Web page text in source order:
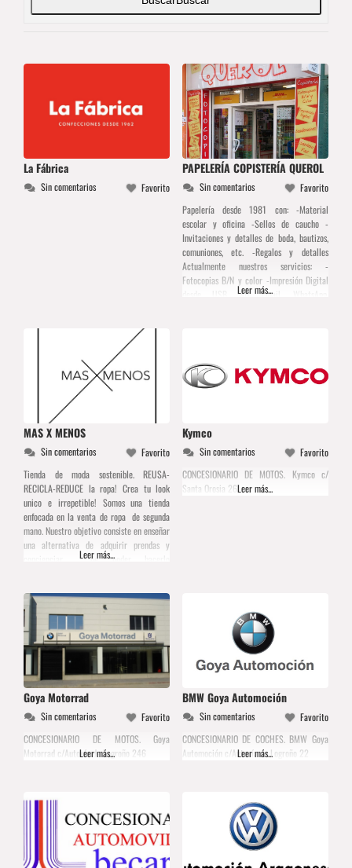
La Fábrica
Sin comentarios Favorito
PAPELERÍA COPISTERÍA QUEROL
Sin comentarios
Favorito
Papelería desde 1981 con: -Material
escolar y oficina -Sellos de caucho -
Invitaciones y detalles de boda, bautizos,
comuniones, etc. -Regalos y detalles
Actualmente nuestros servicios: -
Fotocopias B/N y color -Impresión Digital
desde USB, SD, Email, WhatsApp,
Leer más...
MAS X MENOS
Sin comentarios
Favorito
Tienda de moda sostenible. REUSA-
RECICLA-REDUCE la ropa! Crea tu look
unico e irrepetible! Somos una tienda
enfocada en la venta de ropa de segunda
mano. Nuestro objetivo consiste en enseñar
una alternativa de adquirir prendas y
concienciar de poder hacerlo
casos darle uso, sólo un par de
Leer más...
Kymco
Sin comentarios
Favorito
CONCESIONARIO DE MOTOS. Kymco c/
Santa Orosia 26Leer más...
Goya Motorrad
Sin comentarios
Favorito
CONCESIONARIO DE MOTOS. Goya
Motorrad c/Autovía de Logroño 246
Leer más...
BMW Goya Automoción
Sin comentarios
Favorito
CONCESIONARIO DE COCHES. BMW Goya
Automoción c/Autovía de Logroño 22
Leer más...